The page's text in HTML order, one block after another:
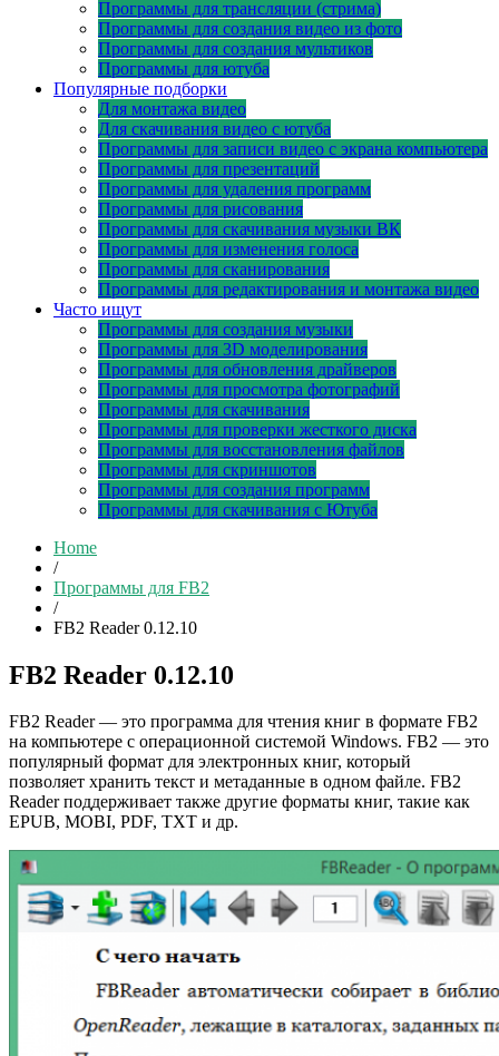
Программы для трансляции (стрима)
Программы для создания видео из фото
Программы для создания мультиков
Программы для ютуба
Популярные подборки
Для монтажа видео
Для скачивания видео с ютуба
Программы для записи видео с экрана компьютера
Программы для презентаций
Программы для удаления программ
Программы для рисования
Программы для скачивания музыки ВК
Программы для изменения голоса
Программы для сканирования
Программы для редактирования и монтажа видео
Часто ищут
Программы для создания музыки
Программы для 3D моделирования
Программы для обновления драйверов
Программы для просмотра фотографий
Программы для скачивания
Программы для проверки жесткого диска
Программы для восстановления файлов
Программы для скриншотов
Программы для создания программ
Программы для скачивания с Ютуба
Home
/
Программы для FB2
/
FB2 Reader 0.12.10
FB2 Reader 0.12.10
FB2 Reader — это программа для чтения книг в формате FB2
на компьютере с операционной системой Windows. FB2 — это
популярный формат для электронных книг, который
позволяет хранить текст и метаданные в одном файле. FB2
Reader поддерживает также другие форматы книг, такие как
EPUB, MOBI, PDF, TXT и др.